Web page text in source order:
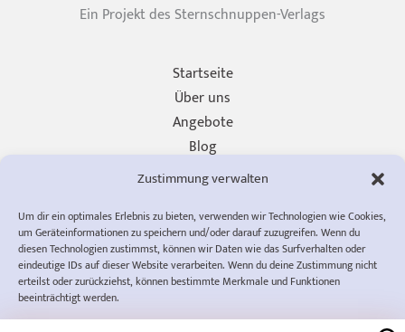
Zustimmung verwalten
Um dir ein optimales Erlebnis zu bieten, verwenden wir Technologien wie Cookies,
um Geräteinformationen zu speichern und/oder darauf zuzugreifen. Wenn du
diesen Technologien zustimmst, können wir Daten wie das Surfverhalten oder
eindeutige IDs auf dieser Website verarbeiten. Wenn du deine Zustimmung nicht
erteilst oder zurückziehst, können bestimmte Merkmale und Funktionen
beeinträchtigt werden.
Ein Projekt des Sternschnuppen-Verlags
Startseite
Über uns
Angebote
Blog
Unterstützen
Impressum
Datenschutzerklärung
Cookie-Richtlinie (EU)
AGB